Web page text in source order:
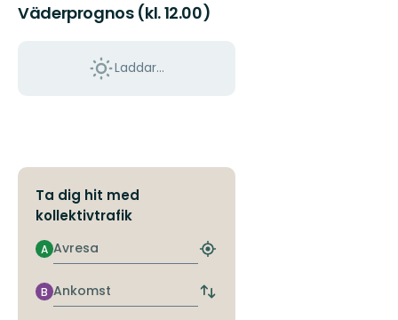
Väderprognos (kl. 12.00)
Laddar...
Ta dig hit med
kollektivtrafik
Avresa
A
Hitta
hållplats
Ankomst
B
Byt